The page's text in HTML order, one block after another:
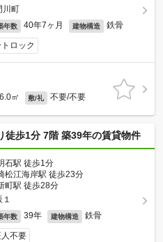
川町
年数 40年7ヶ月 建物構造 鉄骨
ロック
㎡ 敷/礼 不要/不要
徒歩1分 7階 築39年の賃貸物件
石駅 徒歩1分
松江海岸駅 徒歩23分
町駅 徒歩28分
年数 39年 建物構造 鉄骨
不要